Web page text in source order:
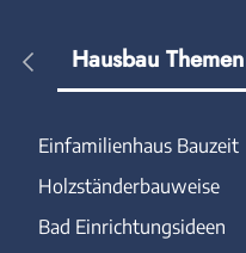
Hausbau Themen
Einfamilienhaus Bauzeit
Holzständerbauweise
Bad Einrichtungsideen